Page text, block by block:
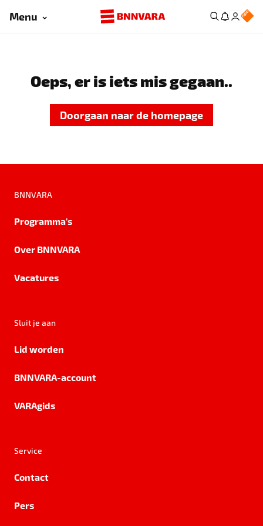
Menu
Oeps, er is iets mis gegaan..
Doorgaan naar de homepage
BNNVARA
Programma's
Over BNNVARA
Vacatures
Sluit je aan
Lid worden
BNNVARA-account
VARAgids
Service
Contact
Pers